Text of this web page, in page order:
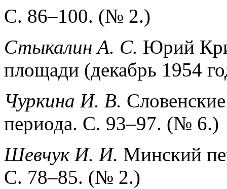
С. 86–100. (№ 2.)
Стыкалин А. С. Юрий
площади (декабрь 1954
Чуркина И. В.
периода. С. 93–97. (№ 6.)
Шевчук И. И. Минский
С. 78–85. (№ 2.)